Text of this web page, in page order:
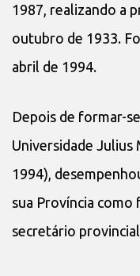
1987, realizando a
outubro de 1933.
abril de 1994.
Depois de formar-
Universidade Julius
1994),
sua Província
secretário